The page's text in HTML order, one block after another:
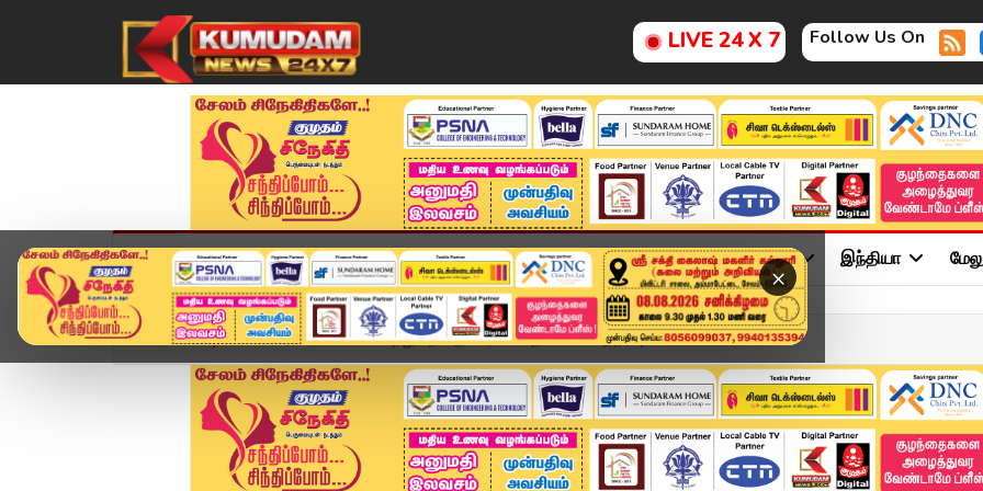
LIVE 24 X 7 Follow Us On
×
முகப்பு விளையாட்டு அண்மை தமிழ்நாடு சினிமா அரசியல் விளையாட்டு இந்தியா
Home வீடியோ ஸ்டோரி கனிம வளத்துறை அதிகாரிகள் பதிலளிக்க உத்தரவு - உய...